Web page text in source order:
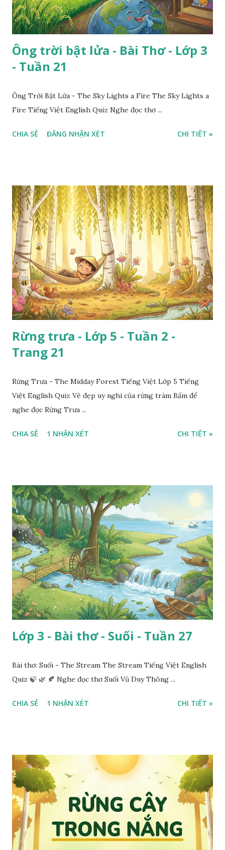
Ông trời bật lửa - Bài Thơ - Lớp 3
- Tuần 21
Ông Trời Bật Lửa - The Sky Lights a Fire The Sky Lights a
Fire Tiếng Việt English Quiz Nghe đọc thơ ...
CHIA SẺ ĐĂNG NHẬN XÉT CHI TIẾT »
Rừng trưa - Lớp 5 - Tuần 2 -
Trang 21
Rừng Trưa - The Midday Forest Tiếng Việt Lớp 5 Tiếng
Việt English Quiz Vẻ đẹp uy nghi của rừng tràm Bấm để
nghe đọc Rừng Trưa ...
CHIA SẺ 1 NHẬN XÉT CHI TIẾT »
Lớp 3 - Bài thơ - Suối - Tuần 27
Bài thơ: Suối - The Stream The Stream Tiếng Việt English
Quiz 🍃 🌿 🍂 Nghe đọc thơ Suối Vũ Duy Thông ...
CHIA SẺ 1 NHẬN XÉT CHI TIẾT »